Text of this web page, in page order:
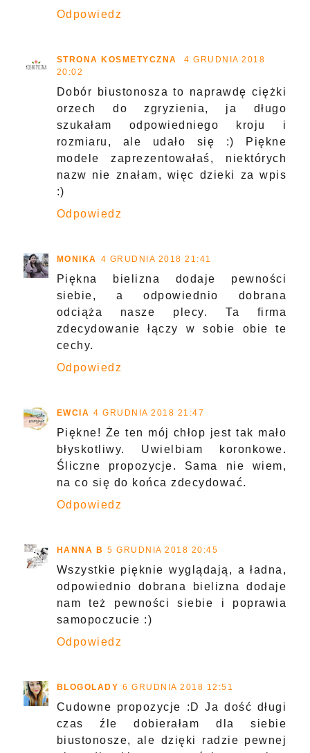
Odpowiedz
STRONA KOSMETYCZNA
4 GRUDNIA 2018
20:02
Dobór biustonosza to naprawdę ciężki
orzech do zgryzienia, ja długo
szukałam odpowiedniego kroju i
rozmiaru, ale udało się :) Piękne
modele zaprezentowałaś, niektórych
nazw nie znałam, więc dzieki za wpis
:)
Odpowiedz
MONIKA 4 GRUDNIA 2018 21:41
Piękna bielizna dodaje pewności
siebie, a odpowiednio dobrana
odciąża nasze plecy. Ta firma
zdecydowanie łączy w sobie obie te
cechy.
Odpowiedz
EWCIA 4 GRUDNIA 2018 21:47
Piękne! Że ten mój chłop jest tak mało
błyskotliwy. Uwielbiam koronkowe.
Śliczne propozycje. Sama nie wiem,
na co się do końca zdecydować.
Odpowiedz
HANNA B 5 GRUDNIA 2018 20:45
Wszystkie pięknie wyglądają, a ładna,
odpowiednio dobrana bielizna dodaje
nam też pewności siebie i poprawia
samopoczucie :)
Odpowiedz
BLOGOLADY 6 GRUDNIA 2018 12:51
Cudowne propozycje :D Ja dość długi
czas źle dobierałam dla siebie
biustonosze, ale dzięki radzie pewnej